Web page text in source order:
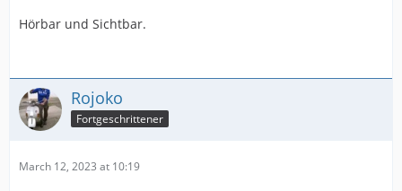
Hörbar und Sichtbar.
Rojoko
Fortgeschrittener
March 12, 2023 at 10:19